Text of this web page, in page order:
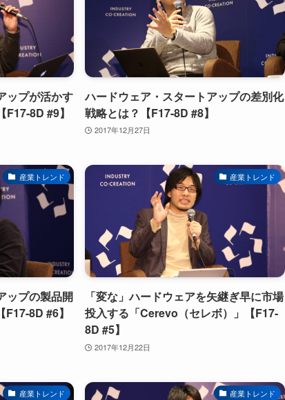
ップが活かす
8D #9】
ハードウェア・スタートアップの差別化
戦略とは？【F17-8D #8】
2017年12月27日
産業トレンド
ップの製品開
8D #6】
産業トレンド
「変な」ハードウェアを矢継ぎ早に市場
投入する「Cerevo（セレボ）」【F17-
8D #5】
2017年12月22日
産業トレンド 産業トレンド